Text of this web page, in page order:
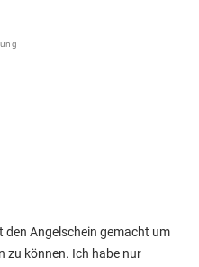
den Angelschein gemacht um
zu können. Ich habe nur